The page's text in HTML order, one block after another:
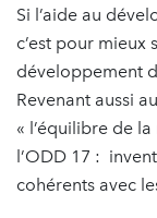
Si l’aide au
c’est pour mieux
développement
Revenant aussi
« l’équilibre de
l’ODD 17 :
cohérents avec